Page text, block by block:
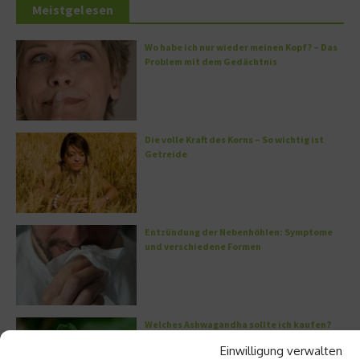
Einwilligung verwalten
Meistgelesen
Wo habe ich nur wieder meinen Kopf? – Das
Problem mit dem Gedächtnis
Die volle Kraft des Korns – So wichtig ist
Getreide
Entzündung der Nebenhöhlen: Symptome
und verschiedene Formen
Welches Ashwagandha sollte ich kaufen?